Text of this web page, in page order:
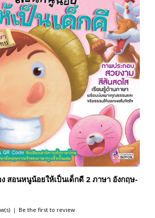
สอนหนูน้อยให้เป็นเด็กดี 2 ภาษา อังกฤษ-
| Be the first to review